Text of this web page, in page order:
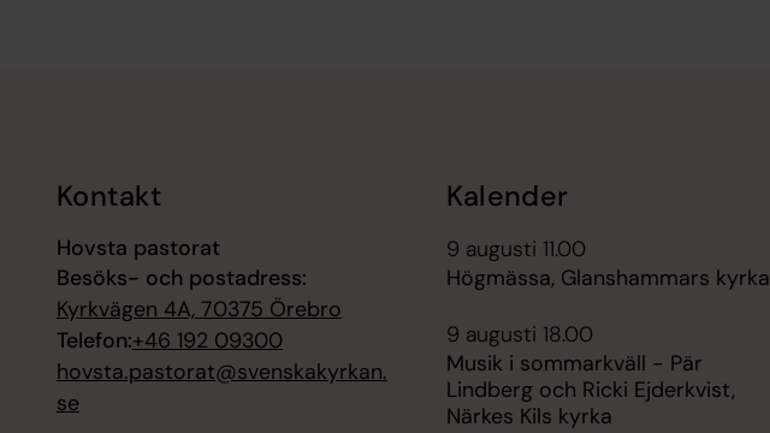
Kontakt
Hovsta pastorat
Besöks- och postadress:
Kyrkvägen 4A, 70375 Örebro
Telefon:+46 192 09300
hovsta.pastorat@svenskakyrkan.
se
Kalender
9 augusti 11.00
Högmässa, Glanshammars kyrka
9 augusti 18.00
Musik i sommarkväll - Pär
Lindberg och Ricki Ejderkvist,
Närkes Kils kyrka